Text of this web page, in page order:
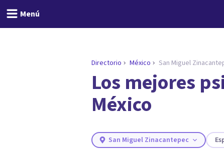
Menú
ENCONTRAR MI TERAPEUTA
¿Necesitas ayuda
Responde a unas breves
Directorio México San Miguel
Los mejores
México
San Miguel Zinacantepec